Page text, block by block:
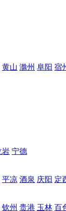
黄山 滁州 阜阳 宿
岩 宁德
平凉 酒泉 庆阳 定
钦州 贵港 玉林 百